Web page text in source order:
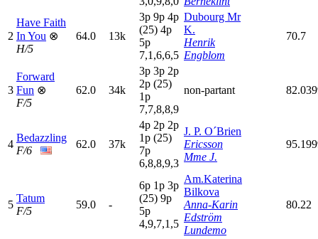
2
Have Faith
In You ⊗
H/5
64.0 13k
3p 9p 4p
(25) 4p
5p
7,1,6,6,5
Dubourg Mr
K.
Henrik
Engblom
70.7
3
Forward
Fun ⊗
F/5
62.0 34k
3p 3p 2p
2p (25)
1p
7,7,8,8,9
non-partant
4
Bedazzling
F/6
62.0 37k
4p 2p 2p
1p (25)
7p
6,8,8,9,3
J. P. O´Brien
Ericsson
Mme J.
5
Tatum
F/5
59.0 -
6p 1p 3p
(25) 9p
5p
4,9,7,1,5
Am.Katerina
Bilkova
Anna-Karin
Edström
Lundemo
80.22